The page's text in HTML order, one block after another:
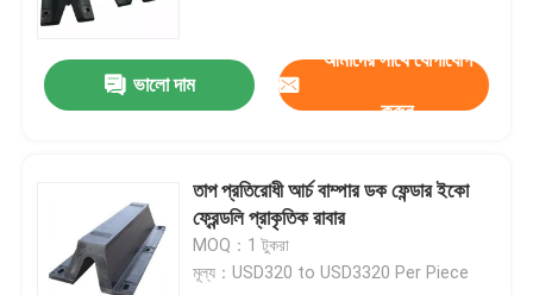
ভালো দাম
আমাদের সাথে যোগাযোগ
করুন
তাপ প্রতিরোধী আর্চ বাম্পার ডক ফেন্ডার ইকো
ফ্রেন্ডলি প্রাকৃতিক রাবার
MOQ：1 টুকরা
মূল্য：USD320 to USD3320 Per Piece